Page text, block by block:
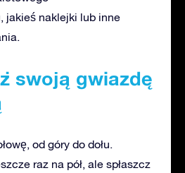
jakieś naklejki lub inne
swoją gwiazdę
od góry do dołu.
raz na pół, ale spłaszcz